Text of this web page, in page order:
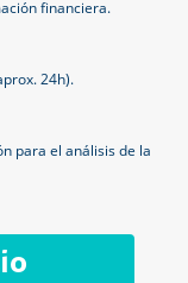
financiera.
24h).
para el análisis de la